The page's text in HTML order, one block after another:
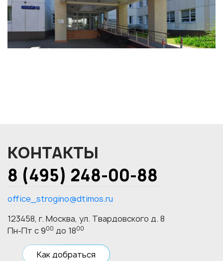
КОНТАКТЫ
8 (495) 248-00-88
office_strogino@dtimos.ru
123458, г. Москва, ул. Твардовского д. 8
Пн-Пт с 900 до 1800
Как добраться